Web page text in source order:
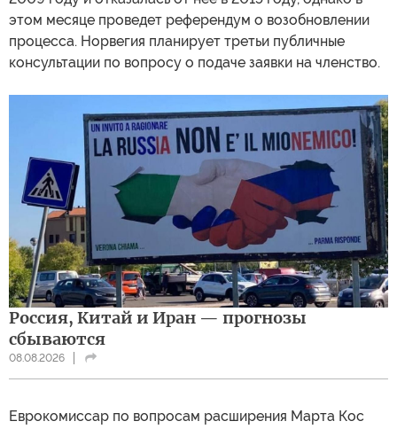
этом месяце проведет референдум о возобновлении
процесса. Норвегия планирует третьи публичные
консультации по вопросу о подаче заявки на членство.
Россия, Китай и Иран — прогнозы
сбываются
08.08.2026
Еврокомиссар по вопросам расширения Марта Кос